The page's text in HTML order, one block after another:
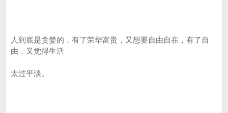
人到底是贪婪的，有了荣华富贵，又想要自由自在，有了自
由，又觉得生活
太过平淡。